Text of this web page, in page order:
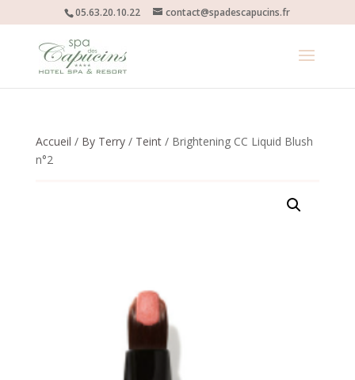
05.63.20.10.22 contact@spadescapucins.fr
Accueil / By Terry/ Teint/ Brightening CC Liquid Blush
n°2